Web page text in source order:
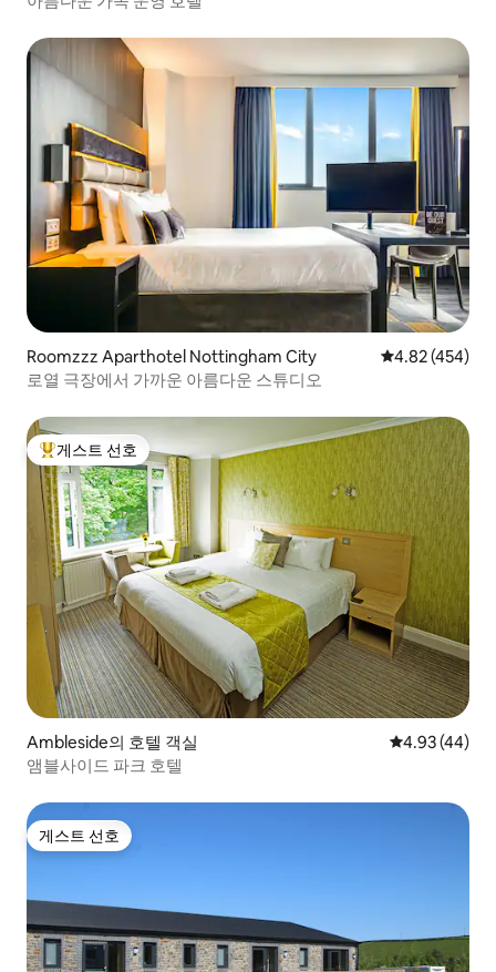
Roomzzz Aparthotel Nottingham City 평점 4.82점(5
4.82 (454)
로열 극장에서 가까운 아름다운 스튜디오
상위 게스트 선호
게스트 선호
Ambleside의 호텔 객실 평점 4.93점(5
4.93 (44)
앰블사이드 파크 호텔
게스트 선호
게스트 선호